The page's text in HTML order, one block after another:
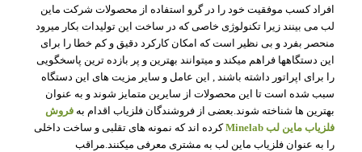
افراد کسب موفقیت خود را در گرو استفاده از محصولات شرکت ماین
لب می بینند زیرا تکنولوژی خاصی که در ساخت این تولیدات بکار میرود
منحصر بفرد و بی نظیر است که امکان کارکرد دقیق و کم خطا را برای
این دستگاهها فراهم میکند و میتوانند بهترین و پر بازده ترین پاسخگویی
را برای اپراتور داشته باشند , این عامل و سایر مزیت های این دستگاه
سبب شده است تا این محصولات از سایرین متمایز شوند و به عنوان
بهترین ها شناخته شوند.بعضی از فروشندگان فلزیاب اقدام به فروش
فلزیاب ماین لب Minelab
کرده اند که نمونه های تقلبی و ساخت داخلی
را به عنوان فلزیاب ماین لب به مشتری معرفی میکنند.مراقب